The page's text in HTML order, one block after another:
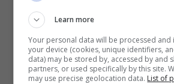
Guida completa alle
Tecnocino.
Learn more
Your personal data will be processed
your device (cookies, unique identifiers,
data) may be stored by, accessed by and
partners, or used specifically by this site.
may use precise geolocation data. List of